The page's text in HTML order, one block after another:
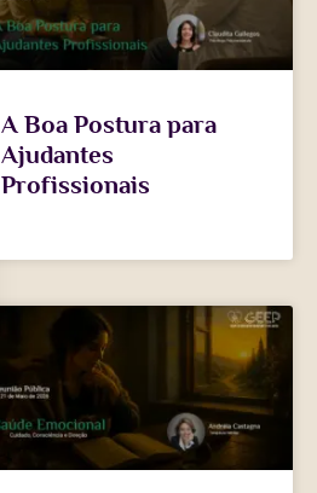
A Boa Postura para
Ajudantes
Profissionais